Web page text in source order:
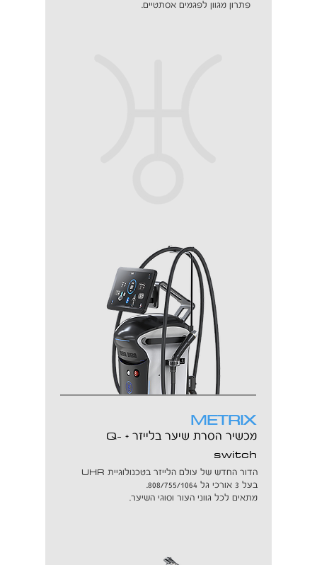
פתרון מגוון לפגמים אסתטיים.
METRIX
מכשיר הסרת שיער בלייזר + Q-
switch
הדור החדש של עולם הלייזר בטכנולוגיית UHR
בעל 3 אורכי גל 808/755/1064.
מתאים לכל גווני העור וסוגי השיער.